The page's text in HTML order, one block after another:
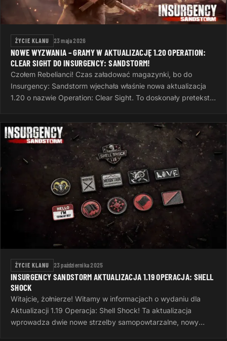
ŻYCIE KLANU 23 maja 2026
NOWE WYZWANIA – GRAMY W AKTUALIZACJĘ 1.20 OPERATION:
CLEAR SIGHT DO INSURGENCY: SANDSTORM!
Czołem Rebelianci! Czas załadować magazynki, bo do
Insurgency: Sandstorm wjechała właśnie nowa aktualizacja
1.20 o nazwie Operation: Clear Sight. To doskonały pretekst,
ŻYCIE KLANU 23 października 2025
INSURGENCY SANDSTORM AKTUALIZACJA 1.19 OPERACJA: SHELL
SHOCK
Witajcie, żołnierze! Witamy w informacjach o wydaniu dla
Aktualizacji 1.19 Operacja: Shell Shock! Ta aktualizacja
wprowadza dwie nowe strzelby samopowtarzalne, nowy